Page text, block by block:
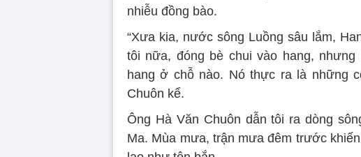
nhiễu đồng bào.
“Xưa kia, nước sông Luồng sâu lắm,
tôi nữa, đóng bè chui vào hang,
hang ở chỗ nào. Nó thực ra là những
Chuôn kể.
Ông Hà Văn Chuôn dẫn tôi ra dòng
Ma. Mùa mưa, trận mưa đêm trước